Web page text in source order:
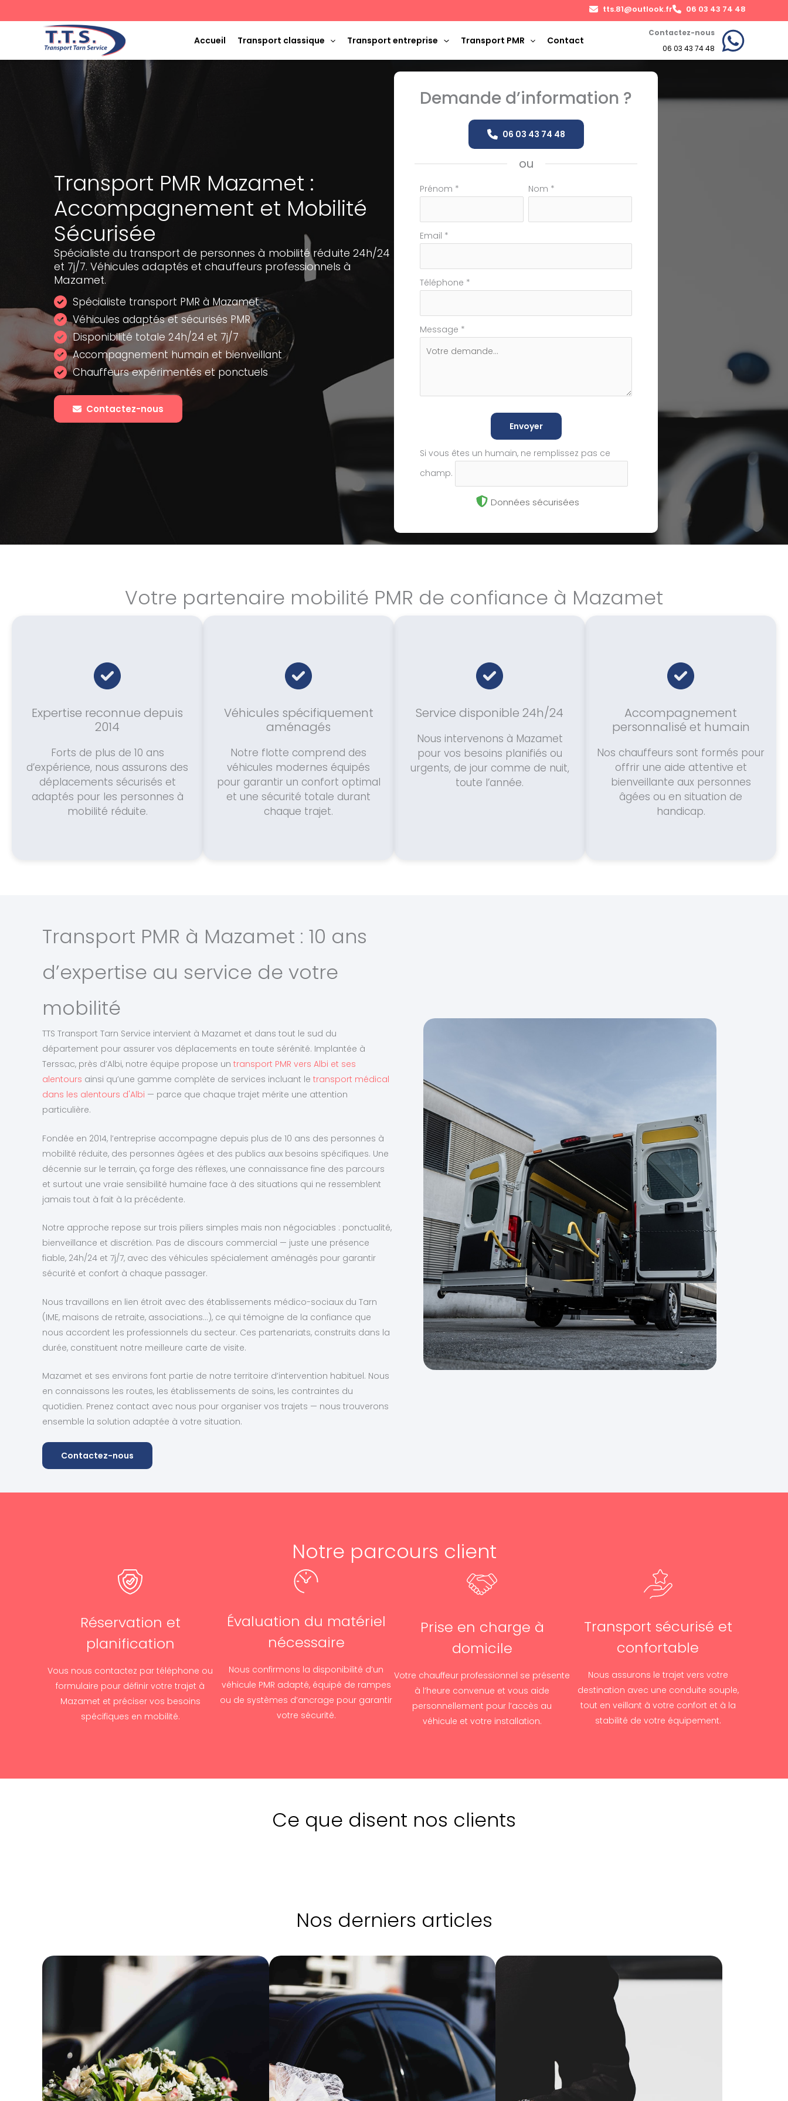
au
tts.81@outlook.fr 06 03 43 74 48
Accueil Transport classique Transport entreprise Transport PMR Contact
Contactez-nous
06 03 43 74 48
Transport PMR Mazamet :
Accompagnement et Mobilité
Sécurisée
Spécialiste du transport de personnes à mobilité réduite 24h/24
et 7j/7. Véhicules adaptés et chauffeurs professionnels à
Mazamet.
Spécialiste transport PMR à Mazamet
Véhicules adaptés et sécurisés PMR
Disponibilité totale 24h/24 et 7j/7
Accompagnement humain et bienveillant
Chauffeurs expérimentés et ponctuels
Contactez-nous
Demande d’information ?
06 03 43 74 48
ou
Formulaire
téléphone
Prénom * Nom *
Email *
Téléphone *
Message *
Envoyer
Si vous êtes un humain, ne remplissez pas ce
champ.
Données sécurisées
Votre partenaire mobilité PMR de confiance à Mazamet
Expertise reconnue depuis
2014
Forts de plus de 10 ans
d’expérience, nous assurons des
déplacements sécurisés et
adaptés pour les personnes à
mobilité réduite.
Véhicules spécifiquement
aménagés
Notre flotte comprend des
véhicules modernes équipés
pour garantir un confort optimal
et une sécurité totale durant
chaque trajet.
Service disponible 24h/24
Nous intervenons à Mazamet
pour vos besoins planifiés ou
urgents, de jour comme de nuit,
toute l’année.
Accompagnement
personnalisé et humain
Nos chauffeurs sont formés pour
offrir une aide attentive et
bienveillante aux personnes
âgées ou en situation de
handicap.
Transport PMR à Mazamet : 10 ans
d’expertise au service de votre
mobilité
TTS Transport Tarn Service intervient à Mazamet et dans tout le sud du
département pour assurer vos déplacements en toute sérénité. Implantée à
Terssac, près d’Albi, notre équipe propose un transport PMR vers Albi et ses
alentours ainsi qu’une gamme complète de services incluant le transport médical
dans les alentours d'Albi — parce que chaque trajet mérite une attention
particulière.
Fondée en 2014, l’entreprise accompagne depuis plus de 10 ans des personnes à
mobilité réduite, des personnes âgées et des publics aux besoins spécifiques. Une
décennie sur le terrain, ça forge des réflexes, une connaissance fine des parcours
et surtout une vraie sensibilité humaine face à des situations qui ne ressemblent
jamais tout à fait à la précédente.
Notre approche repose sur trois piliers simples mais non négociables : ponctualité,
bienveillance et discrétion. Pas de discours commercial — juste une présence
fiable, 24h/24 et 7j/7, avec des véhicules spécialement aménagés pour garantir
sécurité et confort à chaque passager.
Nous travaillons en lien étroit avec des établissements médico-sociaux du Tarn
(IME, maisons de retraite, associations…), ce qui témoigne de la confiance que
nous accordent les professionnels du secteur. Ces partenariats, construits dans la
durée, constituent notre meilleure carte de visite.
Mazamet et ses environs font partie de notre territoire d’intervention habituel. Nous
en connaissons les routes, les établissements de soins, les contraintes du
quotidien. Prenez contact avec nous pour organiser vos trajets — nous trouverons
ensemble la solution adaptée à votre situation.
Contactez-nous
Notre parcours client
Réservation et
planification
Vous nous contactez par téléphone ou
formulaire pour définir votre trajet à
Mazamet et préciser vos besoins
spécifiques en mobilité.
Évaluation du matériel
nécessaire
Nous confirmons la disponibilité d’un
véhicule PMR adapté, équipé de rampes
ou de systèmes d’ancrage pour garantir
votre sécurité.
Prise en charge à
domicile
Votre chauffeur professionnel se présente
à l’heure convenue et vous aide
personnellement pour l’accès au
véhicule et votre installation.
Transport sécurisé et
confortable
Nous assurons le trajet vers votre
destination avec une conduite souple,
tout en veillant à votre confort et à la
stabilité de votre équipement.
Ce que disent nos clients
Nos derniers articles